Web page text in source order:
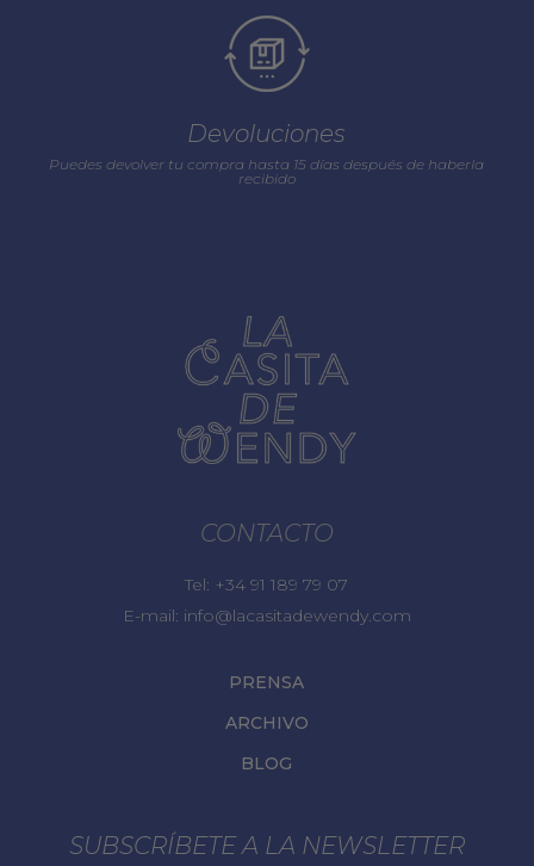
Devoluciones
Puedes devolver tu compra hasta 15 días después de haberla
recibido
CONTACTO
Tel: +34 91 189 79 07
E-mail: info@lacasitadewendy.com
PRENSA
ARCHIVO
BLOG
SUBSCRÍBETE A LA NEWSLETTER